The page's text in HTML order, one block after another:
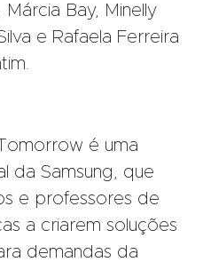
Márcia Bay, Minelly
e Rafaela Ferreira
é uma
da Samsung, que
e professores de
a criarem soluções
demandas da